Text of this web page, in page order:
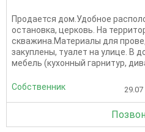
Продается дом.Удобное
остановка, церковь. На
скважина.Материалы для
закуплены, туалет на улице. В
мебель (кухонный гарнитур,
Собственник 29.07